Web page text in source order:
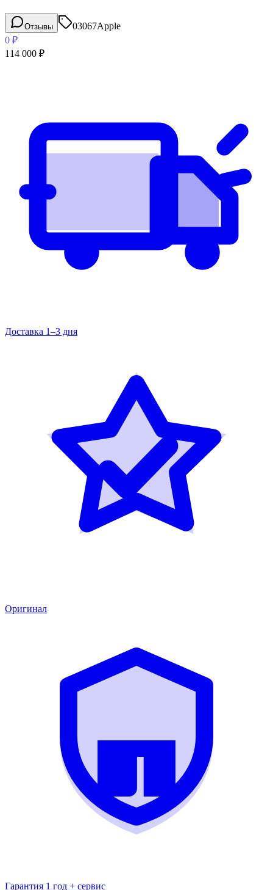
Отзывы 03067Apple
0 ₽
114 000 ₽
Доставка 1–3 дня
Оригинал
Гарантия 1 год + сервис